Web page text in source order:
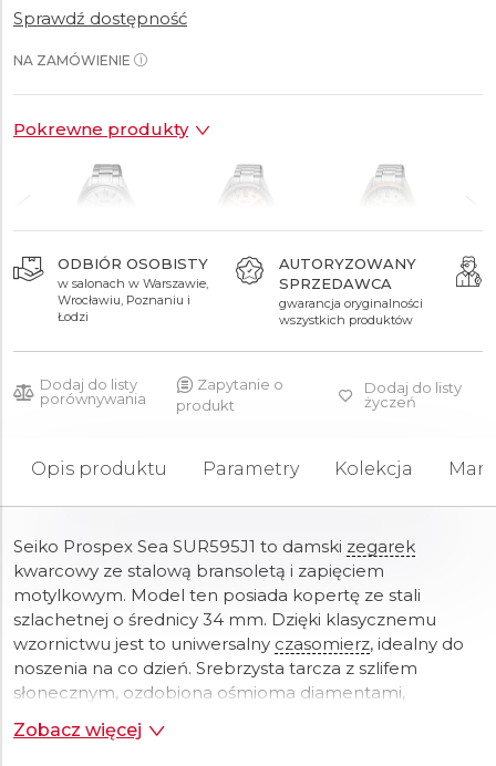
Sprawdź dostępność
NA ZAMÓWIENIE
Pokrewne produkty
3 300 zł 3 300 zł 4 800 zł
ODBIÓR OSOBISTY
w salonach w Warszawie,
Wrocławiu, Poznaniu i
Łodzi
AUTORYZOWANY
SPRZEDAWCA
gwarancja oryginalności
wszystkich produktów
Dodaj do listy
porównywania
Zapytanie o
produkt
Dodaj do listy
życzeń
Opis produktu Parametry Kolekcja
Seiko Prospex Sea SUR595J1 to damski zegarek
kwarcowy ze stalową bransoletą i zapięciem
motylkowym. Model ten posiada kopertę ze stali
szlachetnej o średnicy 34 mm. Dzięki klasycznemu
wzornictwu jest to uniwersalny czasomierz, idealny do
noszenia na co dzień. Srebrzysta tarcza z szlifem
słonecznym, ozdobiona ośmioma diamentami,
powłoką antyrefleksyjną. Zarówno nakładane indeksy,
Zobacz więcej